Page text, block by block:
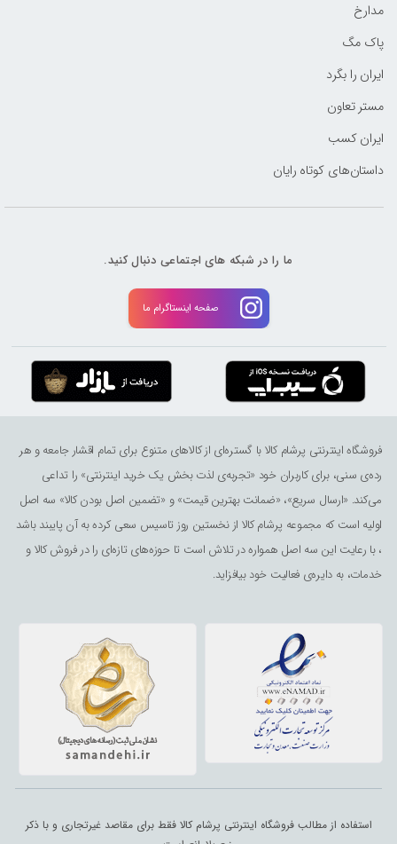
مدارخ
پاک مگ
ایران را بگرد
مستر تعاون
ایران کسب
داستان‌های کوتاه رایان
ما را در شبکه های اجتماعی دنبال کنید.
صفحه اینستاگرام ما
فروشگاه اینترنتی پرشام کالا با گستره‌ای از کالاهای متنوع برای تمام اقشار جامعه و هر
رده‌ی سنی، برای کاربران خود «تجربه‌ی لذت ‌بخش یک خرید اینترنتی» را تداعی
می‌کند. «ارسال سریع»، «ضمانت بهترین قیمت» و «تضمین اصل بودن کالا» سه اصل
اولیه است که مجموعه پرشام کالا از نخستین روز تاسیس سعی کرده به آن پایبند باشد
، با رعایت این سه اصل همواره در تلاش است تا حوزه‌های تازه‌ای را در فروش کالا و
خدمات، به دایره‌ی فعالیت خود بیافزاید.
استفاده از مطالب فروشگاه اینترنتی پرشام کالا فقط برای مقاصد غیرتجاری و با ذکر